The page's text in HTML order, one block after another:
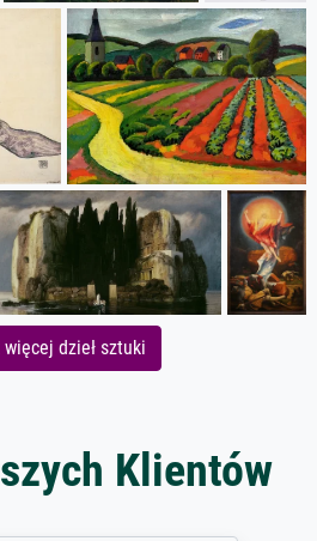
więcej dzieł sztuki
Klientów